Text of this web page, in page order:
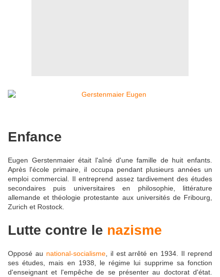
Enfance
Eugen Gerstenmaier était l'aîné d'une famille de huit enfants.
Après l'école primaire, il occupa pendant plusieurs années un
emploi commercial. Il entreprend assez tardivement des études
secondaires puis universitaires en philosophie, littérature
allemande et théologie protestante aux universités de Fribourg,
Zurich et Rostock.
Lutte contre le nazisme
Opposé au national-socialisme, il est arrêté en 1934. Il reprend
ses études, mais en 1938, le régime lui supprime sa fonction
d'enseignant et l'empêche de se présenter au doctorat d'état.